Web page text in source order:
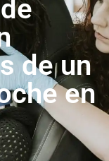
de un
en